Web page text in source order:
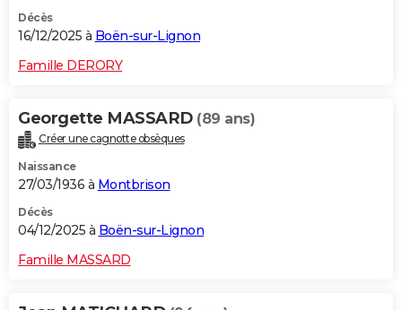
Décès
16/12/2025 à Boën-sur-Lignon
Famille DERORY
Georgette MASSARD (89 ans)
Créer une cagnotte obsèques
Naissance
27/03/1936 à Montbrison
Décès
04/12/2025 à Boën-sur-Lignon
Famille MASSARD